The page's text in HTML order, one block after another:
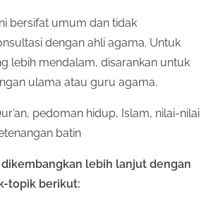
bersifat umum dan tidak
dengan ahli agama. Untuk
lebih mendalam, disarankan untuk
ulama atau guru agama.
pedoman hidup, Islam, nilai-nilai
batin
lebih lanjut dengan
topik berikut: